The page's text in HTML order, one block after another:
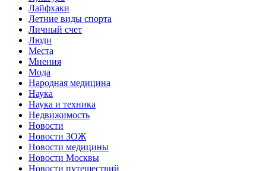
Лайфхаки
Летние виды спорта
Личный счет
Люди
Места
Мнения
Мода
Народная медицина
Наука
Наука и техника
Недвижимость
Новости
Новости ЗОЖ
Новости медицины
Новости Москвы
Новости путешествий